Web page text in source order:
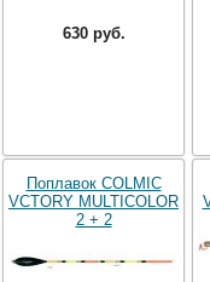
630 руб.
Поплавок COLMIC
VCTORY MULTICOLOR
2 + 2